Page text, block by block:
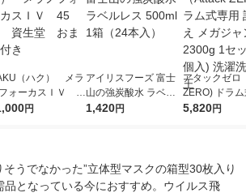
（ハク） メラ
ォーカスＩＶ 4
資生堂 おまけ
円
アイリスフーズ 富士
山の強炭酸水 ラベル
レス 500ml 1箱（24
1,420円
アタックゼロ
ZERO) ドラ
詰め替え メガ
5,820円
うでなかった”立体型マスクの箱型30枚入り
品となっている今におすすめ。ウイルス飛